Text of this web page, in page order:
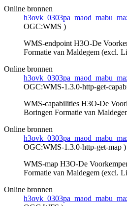
Online bronnen
OGC:WMS )
WMS-endpoint H3O-De
Formatie van Maldegem (excl.
Online bronnen
OGC:WMS-1.3.0-http-get-
WMS-capabilities H3O-De
Boringen Formatie van
Online bronnen
OGC:WMS-1.3.0-http-get-map )
WMS-map H3O-De
Formatie van Maldegem (excl.
Online bronnen